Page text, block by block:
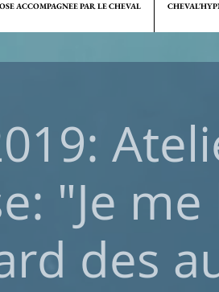
ACCOMPAGNEE PAR LE CHEVAL
"Je
des